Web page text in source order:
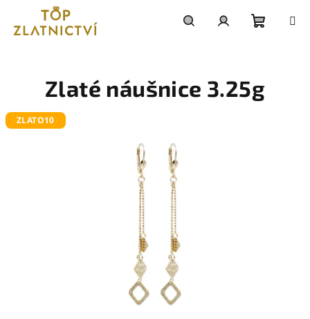
obsah
košík
Zlaté náušnice 3.25g
ZLATO10